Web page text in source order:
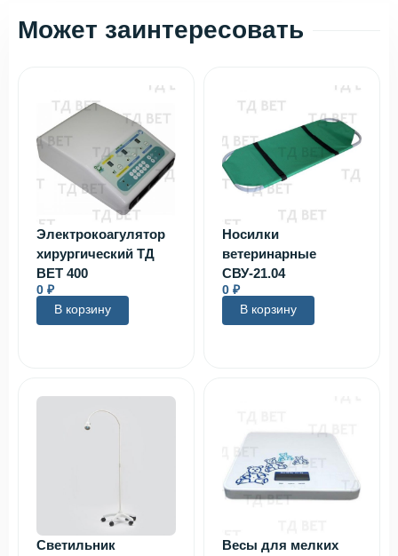
Может заинтересовать
Электрокоагулятор
хирургический ТД
ВЕТ 400
0 ₽
В корзину
Носилки
ветеринарные
СВУ-21.04
0 ₽
В корзину
Светильник
Весы для мелких